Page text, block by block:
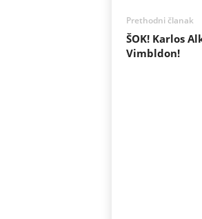
Prethodni članak
ŠOK! Karlos
Vimbldon!